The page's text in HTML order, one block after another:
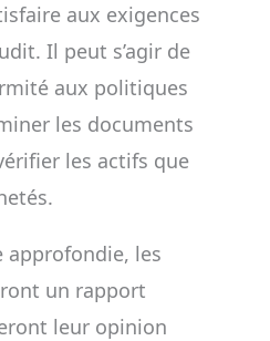
aux exigences
Il peut s’agir de
aux politiques
les documents
les actifs que
approfondie, les
un rapport
leur opinion